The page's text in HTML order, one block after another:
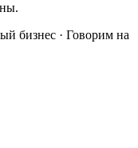
бизнес · Говорим на